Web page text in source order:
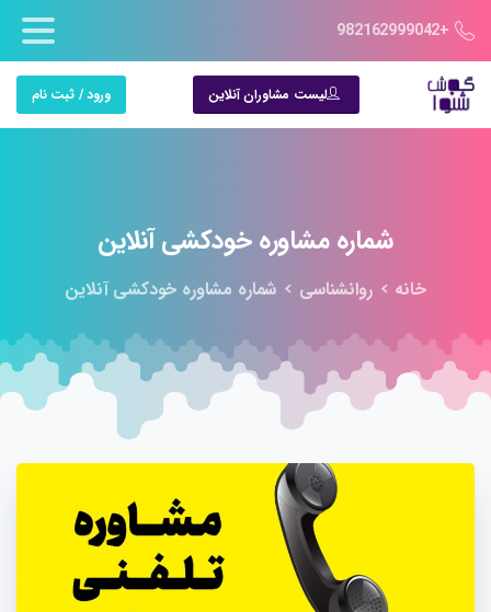
+982162999042
لیست مشاوران آنلاین ورود / ثبت نام
شماره مشاوره خودکشی آنلاین
خانه روانشناسی شماره مشاوره خودکشی آنلاین